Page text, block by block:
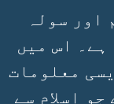
اور سولہ
ہے۔ اس میں
معلومات
اسلام سے